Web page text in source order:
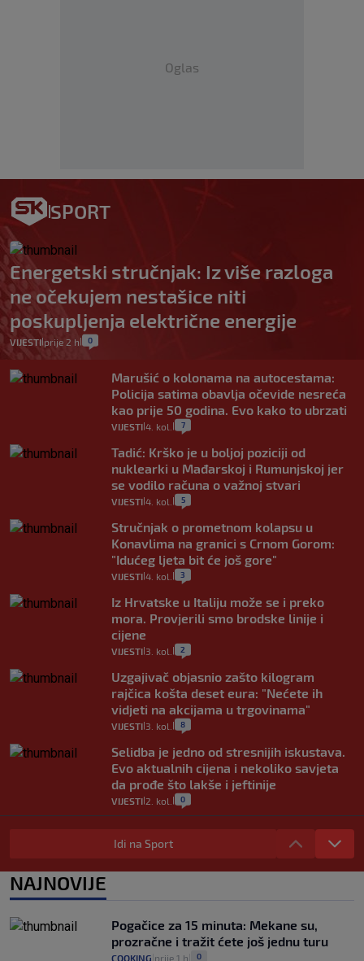
Oglas
SPORT
Energetski stručnjak: Iz više razloga
ne očekujem nestašice niti
poskupljenja električne energije
VIJESTI| prije 2 h 0
Marušić o kolonama na autocestama:
Policija satima obavlja očevide nesreća
kao prije 50 godina. Evo kako to ubrzati
VIJESTI 4. kol. 7
Tadić: Krško je u boljoj poziciji od
nuklearki u Mađarskoj i Rumunjskoj jer
se vodilo računa o važnoj stvari
VIJESTI 4. kol. 5
Stručnjak o prometnom kolapsu u
Konavlima na granici s Crnom Gorom:
"Idućeg ljeta bit će još gore"
VIJESTI 4. kol. 3
Iz Hrvatske u Italiju može se i preko
mora. Provjerili smo brodske linije i
cijene
VIJESTI 3. kol. 2
Uzgajivač objasnio zašto kilogram
rajčica košta deset eura: "Nećete ih
vidjeti na akcijama u trgovinama"
VIJESTI 3. kol. 8
Selidba je jedno od stresnijih iskustava.
Evo aktualnih cijena i nekoliko savjeta
da prođe što lakše i jeftinije
VIJESTI 2. kol. 0
Izračunali smo koliko košta putovanje
automobilom na Hvar iz Zagreba, a
VIJESTI 2. kol. 14
zdravstvenu iskaznicu". Kakva su prava
pacijenata izvan mjesta prebivališta?
VIJESTI 1. kol.
Idi na Sport
NAJNOVIJE
Pogačice za 15 minuta: Mekane su,
prozračne i tražit ćete još jednu turu
COOKING prije 1 h 0